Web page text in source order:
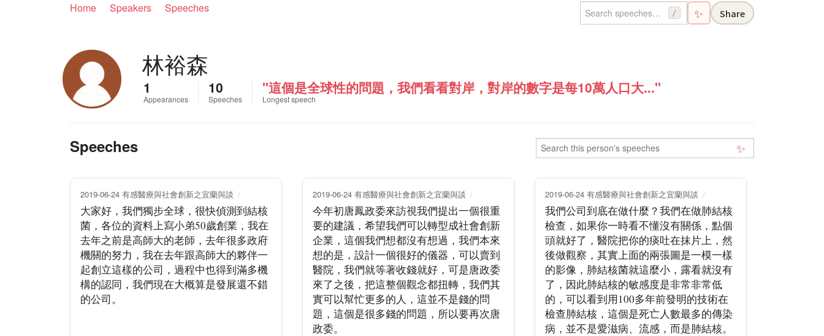
Home Speakers Speeches / ✨ Share
林裕森
1
Appearances
10
Speeches
"這個是全球性的問題，我們看看對岸，對岸的數字是每10萬人口大..."
Longest speech
Speeches ✨
2019-06-24 有感醫療與社會創新之宜蘭與談
大家好，我們獨步全球，很快偵測到結核
菌，各位的資料上寫小弟50歲創業，我在
去年之前是高師大的老師，去年很多政府
機關的努力，我在去年跟高師大的夥伴一
起創立這樣的公司，過程中也得到滿多機
構的認同，我們現在大概算是發展還不錯
的公司。
2019-06-24 有感醫療與社會創新之宜蘭與談
今年初唐鳳政委來訪視我們提出一個很重
要的建議，希望我們可以轉型成社會創新
企業，這個我們想都沒有想過，我們本來
想的是，設計一個很好的儀器，可以賣到
醫院，我們就等著收錢就好，可是唐政委
來了之後，把這整個觀念都扭轉，我們其
實可以幫忙更多的人，這並不是錢的問
題，這個是很多錢的問題，所以要再次唐
政委。
2019-06-24 有感醫療與社會創新之宜蘭與談
我們公司到底在做什麼？我們在做肺結核
檢查，如果你一時看不懂沒有關係，點個
頭就好了，醫院把你的痰吐在抹片上，然
後做觀察，其實上面的兩張圖是一模一樣
的影像，肺結核菌就這麼小，露看就沒有
了，因此肺結核的敏感度是非常非常低
的，可以看到用100多年前發明的技術在
檢查肺結核，這個是死亡人數最多的傳染
病，並不是愛滋病、流感，而是肺結核。